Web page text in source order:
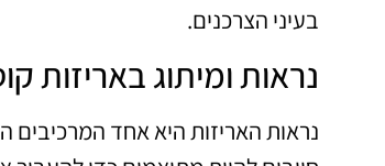
בעיני הצרכנים.
נראות ומיתוג באריזות
נראות האריזות היא אחד המרכיבים